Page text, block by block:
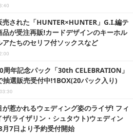
売された「HUNTER×HUNTER」G.I.編テ
品が受注再販!カードデザインのキーホル
アたちのセリフ付ソックスなど
周年記念パック「30th CELEBRATION」
選販売受付中!1BOX(20パック入り)
惹かれるウェディング姿のライザ! フィ
ザ(ライザリン・シュタウト)ウェディン
7日より予約受付開始